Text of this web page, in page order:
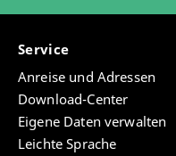
Service
Anreise und Adressen
Download-Center
Eigene Daten verwalten
Leichte Sprache